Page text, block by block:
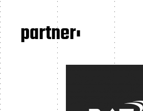
partner: